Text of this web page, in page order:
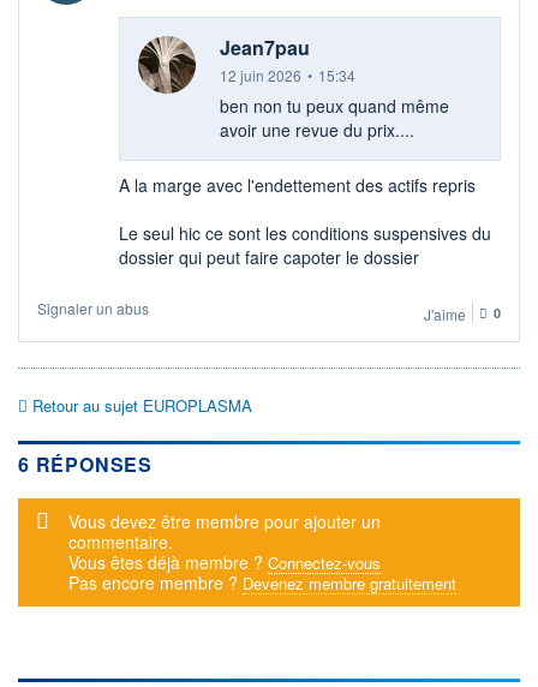
Jean7pau
12 juin 2026 • 15:34
ben non tu peux quand même
avoir une revue du prix....
A la marge avec l'endettement des actifs repris
Le seul hic ce sont les conditions suspensives du
dossier qui peut faire capoter le dossier
Signaler un abus J'aime 0
Retour au sujet EUROPLASMA
6 RÉPONSES
Message d'alerte
Vous devez être membre pour ajouter un
commentaire.
Vous êtes déjà membre ? Connectez-vous
Pas encore membre ? Devenez membre gratuitement